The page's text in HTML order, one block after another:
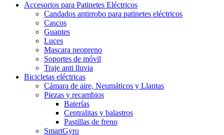
Accesorios para Patinetes Eléctricos
Candados antirrobo para patinetes eléctricos
Cascos
Guantes
Luces
Mascara neopreno
Soportes de móvil
Traje anti lluvia
Bicicletas eléctricas
Cámara de aire, Neumáticos y Llantas
Piezas y recambios
Baterías
Centralitas y balastros
Pastillas de freno
SmartGyro